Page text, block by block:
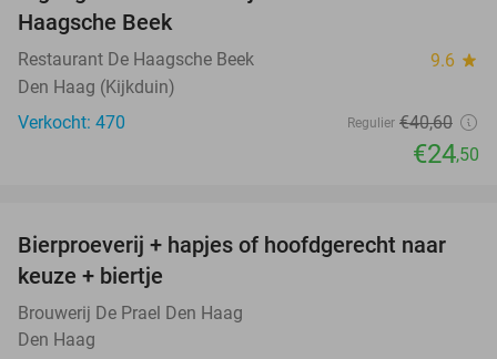
Haagsche Beek
Restaurant De Haagsche Beek 9.6 star
Den Haag (Kijkduin)
Verkocht: 470
Regulier €40,60
€24,50
40%
NEW
TODAY
Bierproeverij + hapjes of hoofdgerecht naar
keuze + biertje
Brouwerij De Prael Den Haag
Den Haag